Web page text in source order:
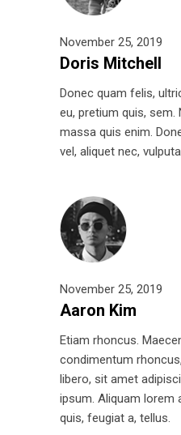
November 25, 2019
Doris Mitchell
Donec quam felis,
eu, pretium quis,
massa quis enim.
vel, aliquet nec,
November 25, 2019
Aaron Kim
Etiam rhoncus.
condimentum
libero, sit amet
ipsum. Aliquam lorem
quis, feugiat a, tellus.